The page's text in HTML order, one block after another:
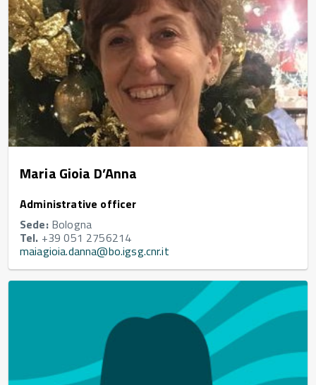
Maria Gioia D’Anna
Administrative officer
Sede:Bologna
Tel. +39 051 2756214
maiagioia.danna@bo.igsg.cnr.it